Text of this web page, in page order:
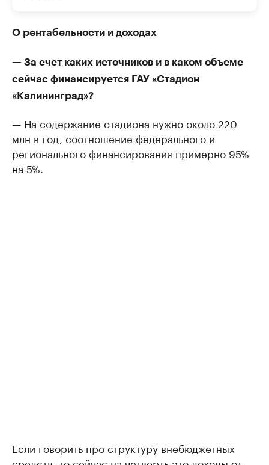
О рентабельности и доходах
— За счет каких источников и в каком объеме
сейчас финансируется ГАУ «Стадион
«Калининград»?
— На содержание стадиона нужно около 220
млн в год, соотношение федерального и
регионального финансирования примерно 95%
на 5%.
Если говорить про структуру внебюджетных